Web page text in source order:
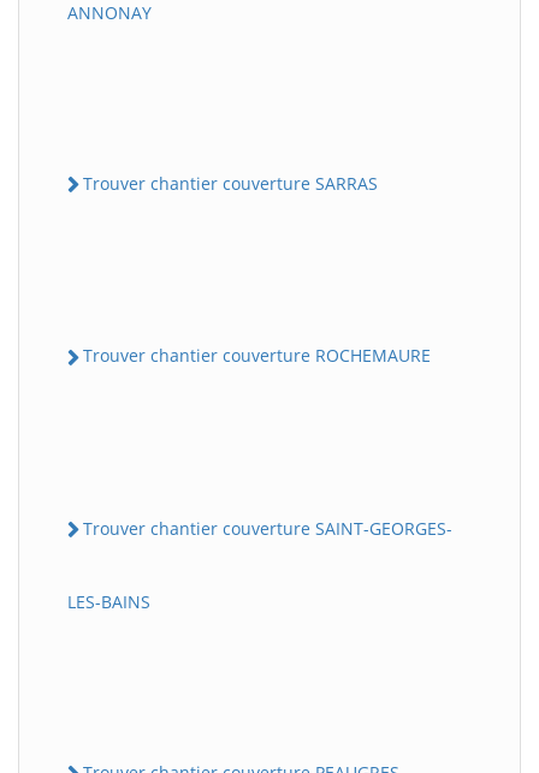
ANNONAY
Trouver chantier couverture SARRAS
Trouver chantier couverture ROCHEMAURE
Trouver chantier couverture SAINT-GEORGES-
LES-BAINS